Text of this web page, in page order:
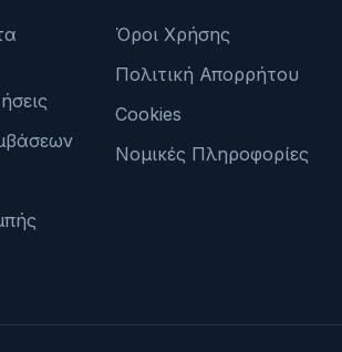
Όροι Χρήσης
Πολιτική Απορρήτου
Cookies
Νομικές Πληροφορίες